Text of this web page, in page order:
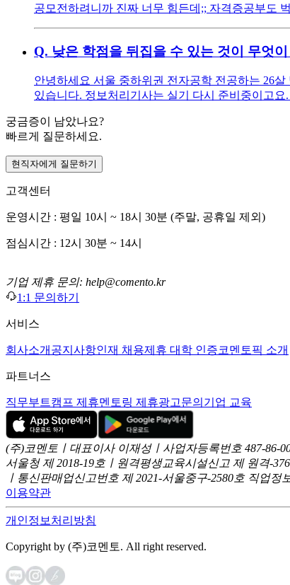
공모전하려니까 진짜 너무 힘든데;; 자격증공부도
Q. 낮은 학점을 뒤집을 수 있는 것이 무엇
안녕하세요 서울 중하위권 전자공학 전공하는 26
있습니다. 정보처리기사는 실기 다시 준비중이고
궁금증이 남았나요?
빠르게 질문하세요.
현직자에게 질문하기
고객센터
운영시간 : 평일 10시 ~ 18시 30분 (주말, 공휴일 제외)
점심시간 : 12시 30분 ~ 14시
기업 제휴 문의: help@comento.kr
1:1 문의하기
서비스
회사소개 공지사항인재 채용제휴 대학 인증코멘토픽 소개
파트너스
직무부트캠프 제휴멘토링 제휴광고문의 기업 교육
(주)코멘토ㅣ대표이사 이재성ㅣ사업자등록번호 487-86-
서울청 제 2018-19호ㅣ원격평생교육시설신고 제 원격-
ㅣ통신판매업신고번호 제 2021-서울중구-2580호 직업정
이용약관
개인정보처리방침
Copyright by (주)코멘토. All right reserved.